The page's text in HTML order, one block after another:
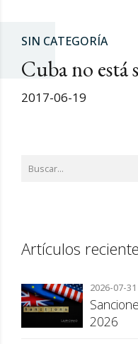
SIN CATEGORÍA
Cuba no
2017-06-19
Artículos
2026-07-31
2026